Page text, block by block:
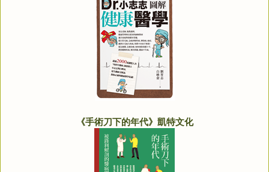
《手術刀下的年代》凱特文化